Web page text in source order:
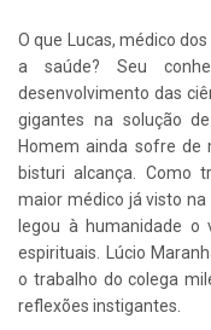
O que Lucas, médico
a saúde? Seu
desenvolvimento das
gigantes na solução
Homem ainda sofre de
bisturi alcança. Como
maior médico já visto
legou à humanidade o
espirituais. Lúcio
o trabalho do colega
reflexões instigantes.